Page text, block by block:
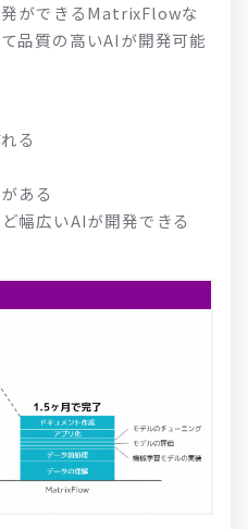
ができるMatrixFlowな
品質の高いAIが開発可能
る
ある
幅広いAIが開発できる